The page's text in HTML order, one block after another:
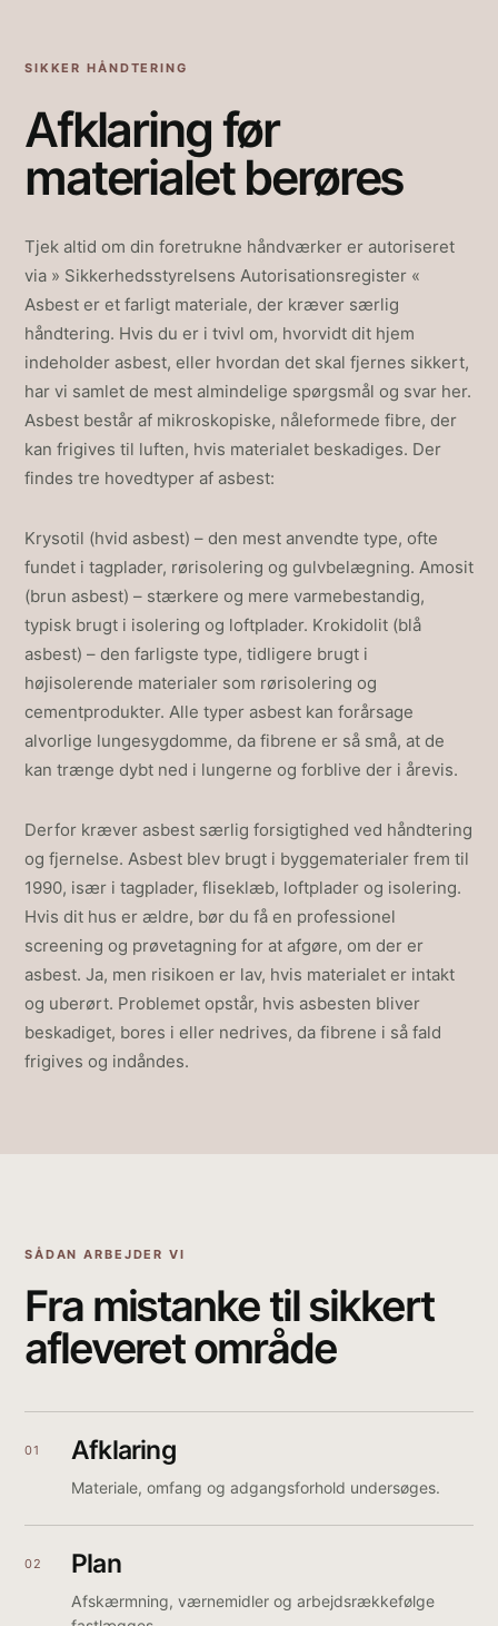
SIKKER HÅNDTERING
Afklaring før
materialet berøres
Tjek altid om din foretrukne håndværker er autoriseret
via » Sikkerhedsstyrelsens Autorisationsregister «
Asbest er et farligt materiale, der kræver særlig
håndtering. Hvis du er i tvivl om, hvorvidt dit hjem
indeholder asbest, eller hvordan det skal fjernes sikkert,
har vi samlet de mest almindelige spørgsmål og svar her.
Asbest består af mikroskopiske, nåleformede fibre, der
kan frigives til luften, hvis materialet beskadiges. Der
findes tre hovedtyper af asbest:
Krysotil (hvid asbest) – den mest anvendte type, ofte
fundet i tagplader, rørisolering og gulvbelægning. Amosit
(brun asbest) – stærkere og mere varmebestandig,
typisk brugt i isolering og loftplader. Krokidolit (blå
asbest) – den farligste type, tidligere brugt i
højisolerende materialer som rørisolering og
cementprodukter. Alle typer asbest kan forårsage
alvorlige lungesygdomme, da fibrene er så små, at de
kan trænge dybt ned i lungerne og forblive der i årevis.
Derfor kræver asbest særlig forsigtighed ved håndtering
og fjernelse. Asbest blev brugt i byggematerialer frem til
1990, især i tagplader, fliseklæb, loftplader og isolering.
Hvis dit hus er ældre, bør du få en professionel
screening og prøvetagning for at afgøre, om der er
asbest. Ja, men risikoen er lav, hvis materialet er intakt
og uberørt. Problemet opstår, hvis asbesten bliver
beskadiget, bores i eller nedrives, da fibrene i så fald
frigives og indåndes.
SÅDAN ARBEJDER VI
Fra mistanke til sikkert
afleveret område
01 Afklaring
Materiale, omfang og adgangsforhold undersøges.
02 Plan
Afskærmning, værnemidler og arbejdsrækkefølge